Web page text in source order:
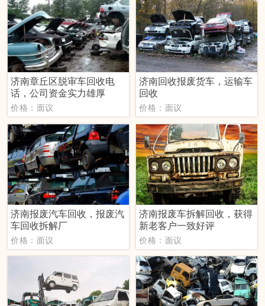
济南章丘区脱审车回收电
话，公司资金实力雄厚
价格：面议
济南回收报废货车，运输车
回收
价格：面议
济南报废汽车回收，报废汽
车回收拆解厂
价格：面议
济南报废车拆解回收，获得
新老客户一致好评
价格：面议